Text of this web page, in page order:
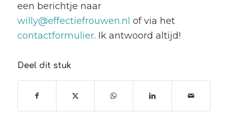
een berichtje naar
willy@effectiefrouwen.nl of via het
contactformulier. Ik antwoord altijd!
Deel dit stuk